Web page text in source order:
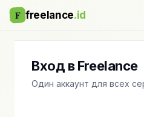
F freelance.id
Вход в Freelance
Один аккаунт для всех